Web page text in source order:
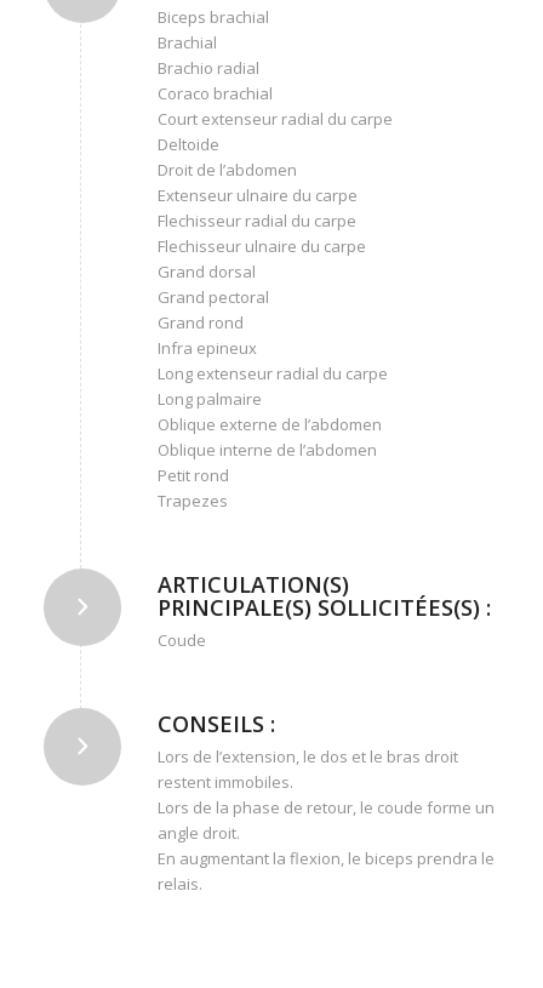
Biceps brachial
Brachial
Brachio radial
Coraco brachial
Court extenseur radial du carpe
Deltoide
Droit de l’abdomen
Extenseur ulnaire du carpe
Flechisseur radial du carpe
Flechisseur ulnaire du carpe
Grand dorsal
Grand pectoral
Grand rond
Infra epineux
Long extenseur radial du carpe
Long palmaire
Oblique externe de l’abdomen
Oblique interne de l’abdomen
Petit rond
Trapezes
ARTICULATION(S)
PRINCIPALE(S) SOLLICITÉES(S) :
Coude
CONSEILS :
Lors de l’extension, le dos et le bras droit
restent immobiles.
Lors de la phase de retour, le coude forme un
angle droit.
En augmentant la flexion, le biceps prendra le
relais.